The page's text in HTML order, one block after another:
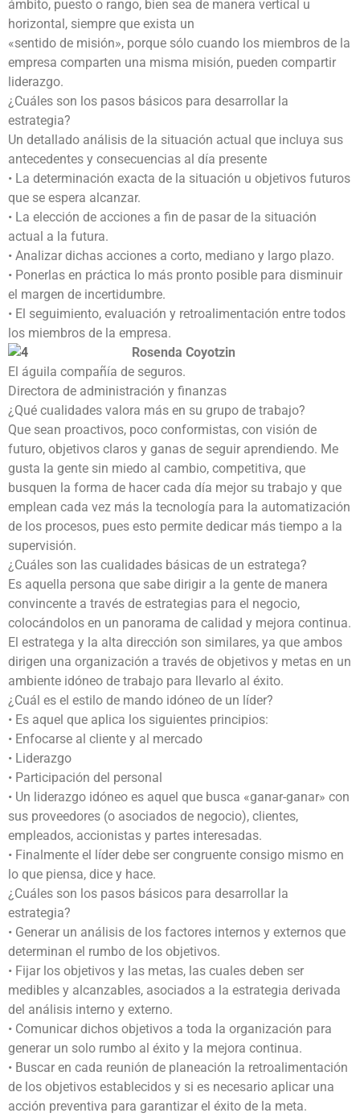
ámbito, puesto o rango, bien sea de manera vertical u
horizontal, siempre que exista un
«sentido de misión», porque sólo cuando los miembros de la
empresa comparten una misma misión, pueden compartir
liderazgo.
¿Cuáles son los pasos básicos para desarrollar la
estrategia?
Un detallado análisis de la situación actual que incluya sus
antecedentes y consecuencias al día presente
• La determinación exacta de la situación u objetivos futuros
que se espera alcanzar.
• La elección de acciones a fin de pasar de la situación
actual a la futura.
• Analizar dichas acciones a corto, mediano y largo plazo.
• Ponerlas en práctica lo más pronto posible para disminuir
el margen de incertidumbre.
• El seguimiento, evaluación y retroalimentación entre todos
los miembros de la empresa.
Rosenda Coyotzin
El águila compañía de seguros.
Directora de administración y finanzas
¿Qué cualidades valora más en su grupo de trabajo?
Que sean proactivos, poco conformistas, con visión de
futuro, objetivos claros y ganas de seguir aprendiendo. Me
gusta la gente sin miedo al cambio, competitiva, que
busquen la forma de hacer cada día mejor su trabajo y que
emplean cada vez más la tecnología para la automatización
de los procesos, pues esto permite dedicar más tiempo a la
supervisión.
¿Cuáles son las cualidades básicas de un estratega?
Es aquella persona que sabe dirigir a la gente de manera
convincente a través de estrategias para el negocio,
colocándolos en un panorama de calidad y mejora continua.
El estratega y la alta dirección son similares, ya que ambos
dirigen una organización a través de objetivos y metas en un
ambiente idóneo de trabajo para llevarlo al éxito.
¿Cuál es el estilo de mando idóneo de un líder?
• Es aquel que aplica los siguientes principios:
• Enfocarse al cliente y al mercado
• Liderazgo
• Participación del personal
• Un liderazgo idóneo es aquel que busca «ganar-ganar» con
sus proveedores (o asociados de negocio), clientes,
empleados, accionistas y partes interesadas.
• Finalmente el líder debe ser congruente consigo mismo en
lo que piensa, dice y hace.
¿Cuáles son los pasos básicos para desarrollar la
estrategia?
• Generar un análisis de los factores internos y externos que
determinan el rumbo de los objetivos.
• Fijar los objetivos y las metas, las cuales deben ser
medibles y alcanzables, asociados a la estrategia derivada
del análisis interno y externo.
• Comunicar dichos objetivos a toda la organización para
generar un solo rumbo al éxito y la mejora continua.
• Buscar en cada reunión de planeación la retroalimentación
de los objetivos establecidos y si es necesario aplicar una
acción preventiva para garantizar el éxito de la meta.